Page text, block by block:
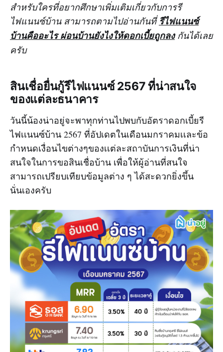
สำหรับใครที่อยากศึกษาเพิ่มเติมเกี่ยวกับการรี
ไฟแนนซ์บ้าน สามารถตามไปอ่านกันที่ รีไฟแนนซ์
บ้านคืออะไร ผ่อนบ้านยังไงให้ดอกเบี้ยถูกลง กันได้เลย
ครับ
สินเชื่อยื่นกู้รีไฟแนนซ์ 2567 ที่น่าสนใจ
ของแต่ละธนาคาร
วันนี้น้องน่าอยู่จะพาทุกท่านไปพบกับอัตราดอกเบี้ยรี
ไฟเเนนซ์บ้าน 2567 ที่อัปเดตในเดือนมกราคมเเละข้อ
กำหนดเงื่อนไขต่างๆของเเต่ละสถาบันการเงินที่น่า
สนใจในการขอสินเชื่อบ้าน เพื่อให้ผู้อ่านที่สนใจ
สามารถเปรียบเทียบข้อมูลต่าง ๆ ได้สะดวกยิ่งขึ้น
นั่นเองครับ